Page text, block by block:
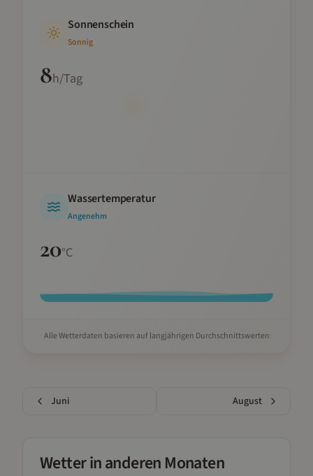
Sonnenschein
Sonnig
8h/Tag
Wassertemperatur
Angenehm
20°C
Alle Wetterdaten basieren auf langjährigen Durchschnittswerten
Juni August
Wetter in anderen Monaten